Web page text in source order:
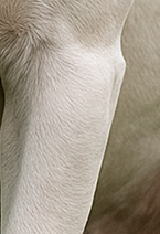
EHEYCIGA
taglia media, il
ortopedico in
Amazon